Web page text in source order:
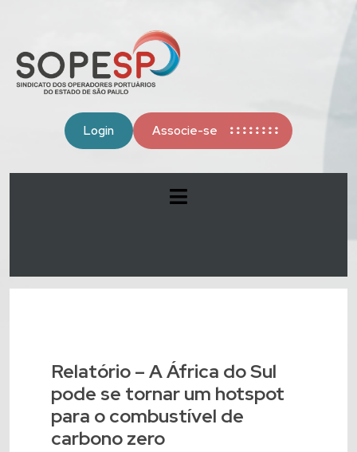
Login Associe-se
Relatório – A África do Sul
pode se tornar um hotspot
para o combustível de
carbono zero